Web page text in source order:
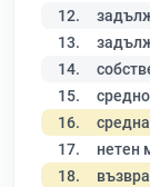
12.
13.
14.
15.
16.
17. нетен
18.